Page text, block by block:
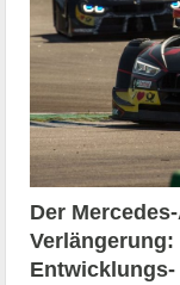
Der
Verlängerung: